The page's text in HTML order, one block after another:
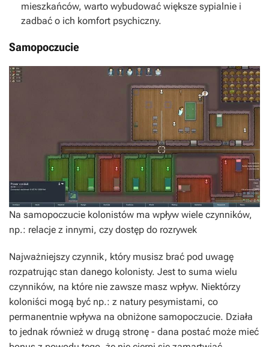
mieszkańców, warto wybudować większe sypialnie i
zadbać o ich komfort psychiczny.
Samopoczucie
Na samopoczucie kolonistów ma wpływ wiele czynników,
np.: relacje z innymi, czy dostęp do rozrywek
Najważniejszy czynnik, który musisz brać pod uwagę
rozpatrując stan danego kolonisty. Jest to suma wielu
czynników, na które nie zawsze masz wpływ. Niektórzy
koloniści mogą być np.: z natury pesymistami, co
permanentnie wpływa na obniżone samopoczucie. Działa
to jednak również w drugą stronę - dana postać może mieć